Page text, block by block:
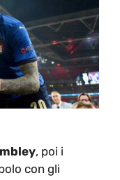
, poi i
con gli